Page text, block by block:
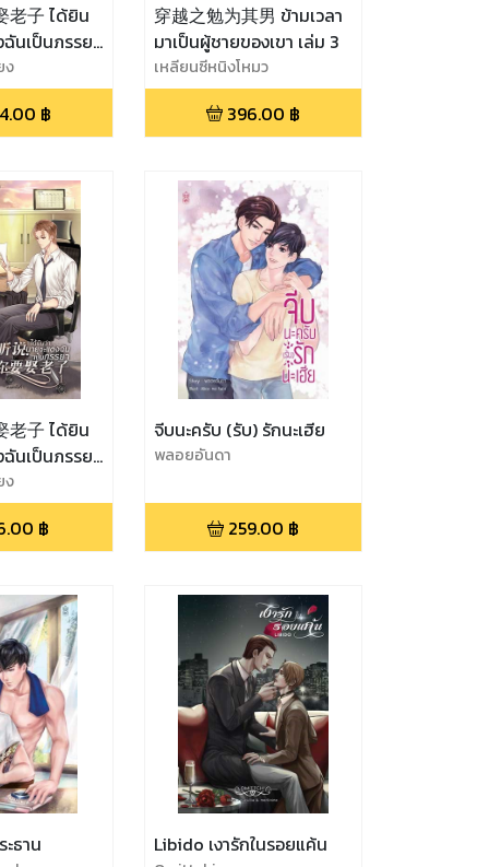
老子 ได้ยิน
ฉันเป็นภรรยา
ง
฿
穿越之勉为其男 ข้ามเวลา
มาเป็นผู้ชายของเขา เล่ม 3
เหลียนซีหนิงโหมว
396.00 ฿
老子 ได้ยิน
ฉันเป็นภรรยา
ง
฿
จีบนะครับ (รับ) รักนะเฮีย
พลอยอันดา
259.00 ฿
ธาน Libido เงารักในรอยแค้น